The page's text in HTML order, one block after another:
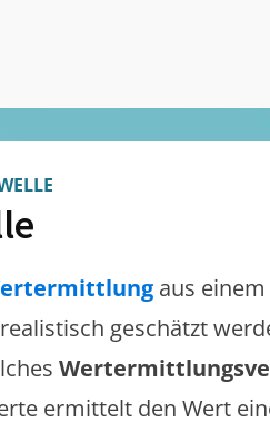
aus
geschätzt
ermittelt den Wert